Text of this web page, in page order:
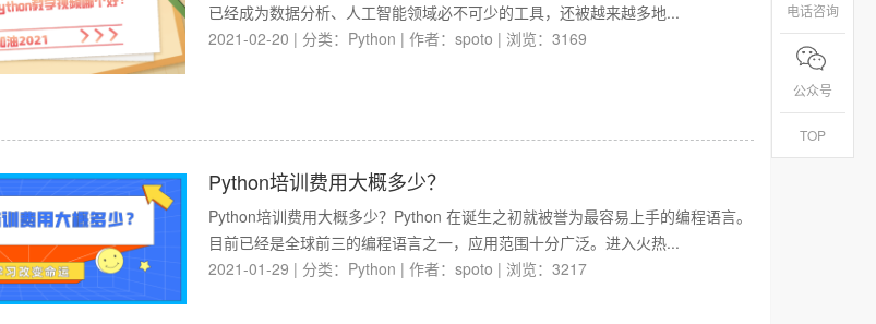
已经成为数据分析、人工智能领域必不可少的工具，还被越来越多地...
2021-02-20 | 分类： Python | 作者：spoto | 浏览：3169
Python培训费用大概多少？
Python培训费用大概多少？Python 在诞生之初就被誉为最容易上手的编程语言。
目前已经是全球前三的编程语言之一，应用范围十分广泛。进入火热...
2021-01-29 | 分类： Python | 作者：spoto | 浏览：3217
电话咨询
公众号
TOP